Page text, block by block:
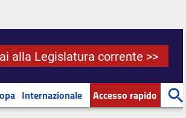
alla Legislatura corrente >>
Internazionale Accesso rapido